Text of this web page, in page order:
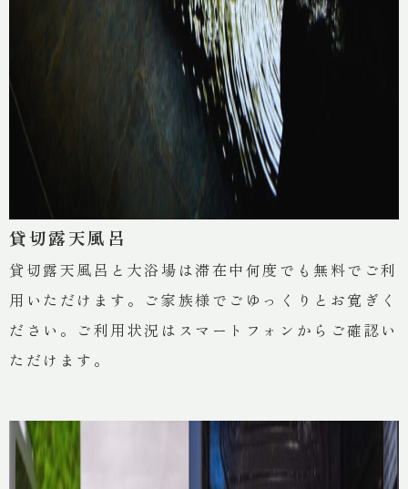
貸切露天風呂
貸切露天風呂と大浴場は滞在中何度でも無料でご利
用いただけます。ご家族様でごゆっくりとお寛ぎく
ださい。ご利用状況はスマートフォンからご確認い
ただけます。